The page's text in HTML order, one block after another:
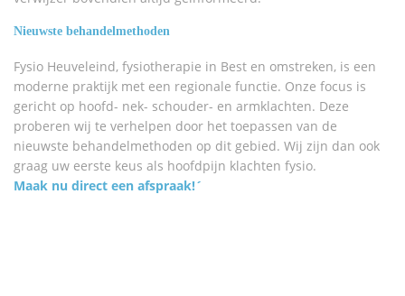
Nieuwste behandelmethoden
Fysio Heuveleind, fysiotherapie in Best en omstreken, is een
moderne praktijk met een regionale functie. Onze focus is
gericht op hoofd- nek- schouder- en armklachten. Deze
proberen wij te verhelpen door het toepassen van de
nieuwste behandelmethoden op dit gebied. Wij zijn dan ook
graag uw eerste keus als hoofdpijn klachten fysio.
Maak nu direct een afspraak!´